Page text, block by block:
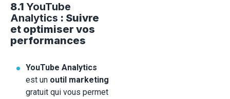
8.1 YouTube
Analytics : Suivre
et optimiser vos
performances
YouTube Analytics
est un outil marketing
gratuit qui vous permet